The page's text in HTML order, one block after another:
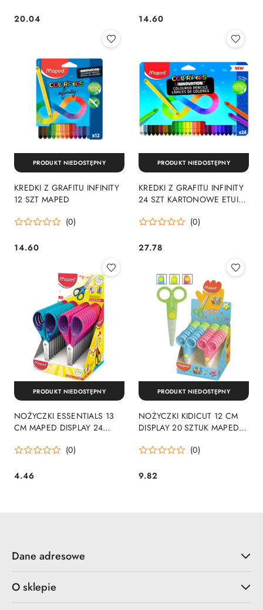
Cena:
20.04 Cena:
14.60
KREDKI Z GRAFITU INFINITY
12 SZT MAPED
(0)
Cena:
14.60
PRODUKT NIEDOSTĘPNY
KREDKI Z GRAFITU INFINITY
24 SZT KARTONOWE ETUI
(0)
Cena:
27.78
PRODUKT NIEDOSTĘPNY
NOŻYCZKI ESSENTIALS 13
CM MAPED DISPLAY 24
(0)
Cena:
4.46
PRODUKT NIEDOSTĘPNY
NOŻYCZKI KIDICUT 12 CM
DISPLAY 20 SZTUK MAPED
(0)
Cena:
9.82
PRODUKT NIEDOSTĘPNY
Dane adresowe
O sklepie